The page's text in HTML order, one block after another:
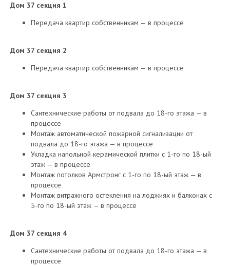
Дом 37 секция 1
Передача квартир собственникам — в процессе
Дом 37 секция 2
Передача квартир собственникам — в процессе
Дом 37 секция 3
Сантехнические работы от подвала до 18-го этажа — в
процессе
Монтаж автоматической пожарной сигнализации от
подвала до 18-го этажа — в процессе
Укладка напольной керамической плитки с 1-го по 18-ый
этаж — в процессе
Монтаж потолков Армстронг с 1-го по 18-ый этаж — в
процессе
Монтаж витражного остекления на лоджиях и балконах с
5-го по 18-ый этаж — в процессе
Дом 37 секция 4
Сантехнические работы от подвала до 18-го этажа — в
процессе